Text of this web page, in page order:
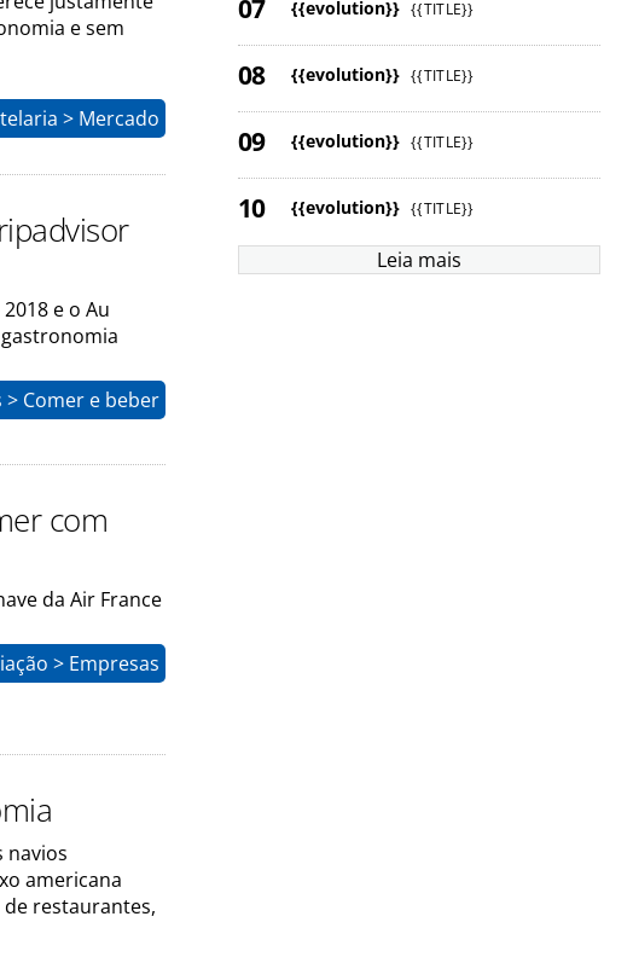
e sem
> Mercado
e o Au
> Comer e beber
com
da Air France
> Empresas
navios
americana
de restaurantes,
{{evolution}} {{TITLE}}
{{evolution}} {{TITLE}}
{{evolution}} {{TITLE}}
{{evolution}} {{TITLE}}
Leia mais